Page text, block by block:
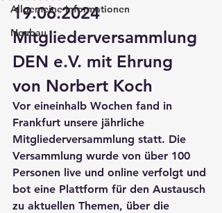
Allgemeine Informationen
Neubau
19.06.2024
Mitgliederversammlung
DEN e.V. mit Ehrung
von Norbert Koch
Vor eineinhalb Wochen fand in
Frankfurt unsere jährliche
Mitgliederversammlung statt. Die
Versammlung wurde von über 100
Personen live und online verfolgt und
bot eine Plattform für den Austausch
zu aktuellen Themen, über die